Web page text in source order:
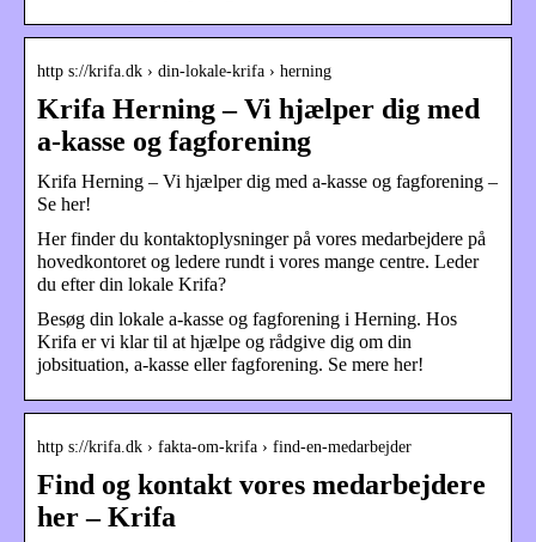
http s://krifa.dk › din-lokale-krifa › herning
Krifa Herning – Vi hjælper dig med
a-kasse og fagforening
Krifa Herning – Vi hjælper dig med a-kasse og fagforening –
Se her!
Her finder du kontaktoplysninger på vores medarbejdere på
hovedkontoret og ledere rundt i vores mange centre. Leder
du efter din lokale Krifa?
Besøg din lokale a-kasse og fagforening i Herning. Hos
Krifa er vi klar til at hjælpe og rådgive dig om din
jobsituation, a-kasse eller fagforening. Se mere her!
http s://krifa.dk › fakta-om-krifa › find-en-medarbejder
Find og kontakt vores medarbejdere
her – Krifa